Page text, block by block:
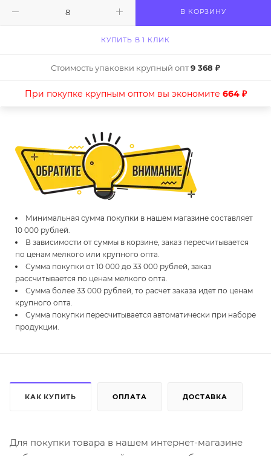
В КОРЗИНУ
КУПИТЬ В 1 КЛИК
Стоимость упаковки крупный опт9 368 ₽
При покупке крупным оптом вы экономите 664 ₽
Минимальная сумма покупки в нашем магазине составляет
10 000 рублей.
В зависимости от суммы в корзине, заказ пересчитывается
по ценам мелкого или крупного опта.
Сумма покупки от 10 000 до 33 000 рублей, заказ
рассчитывается по ценам мелкого опта.
Сумма более 33 000 рублей, то расчет заказа идет по ценам
крупного опта.
Сумма покупки пересчитывается автоматически при наборе
продукции.
КАК КУПИТЬ ОПЛАТА ДОСТАВКА
Для покупки товара в нашем интернет-магазине